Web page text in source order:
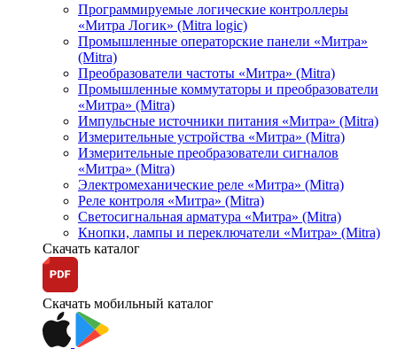
Программируемые логические контроллеры
«Митра Логик» (Mitra logic)
Промышленные операторские панели «Митра»
(Mitra)
Преобразователи частоты «Митра» (Mitra)
Промышленные коммутаторы и преобразователи
«Митра» (Mitra)
Импульсные источники питания «Митра» (Mitra)
Измерительные устройства «Митра» (Mitra)
Измерительные преобразователи сигналов
«Митра» (Mitra)
Электромеханические реле «Митра» (Mitra)
Реле контроля «Митра» (Mitra)
Светосигнальная арматура «Митра» (Mitra)
Кнопки, лампы и переключатели «Митра» (Mitra)
Скачать каталог
Скачать мобильный каталог